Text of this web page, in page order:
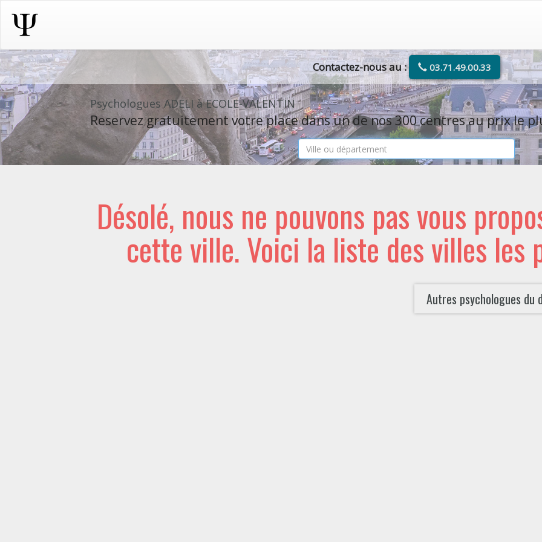
Contactez-nous au : 03.71.49.00.33
Psychologues ADELI à ECOLE-VALENTIN
Reservez gratuitement votre place dans un de nos 300 centres au prix le
Désolé, nous ne pouvons pas vous
cette ville. Voici la liste des villes les
Autres psychologues du